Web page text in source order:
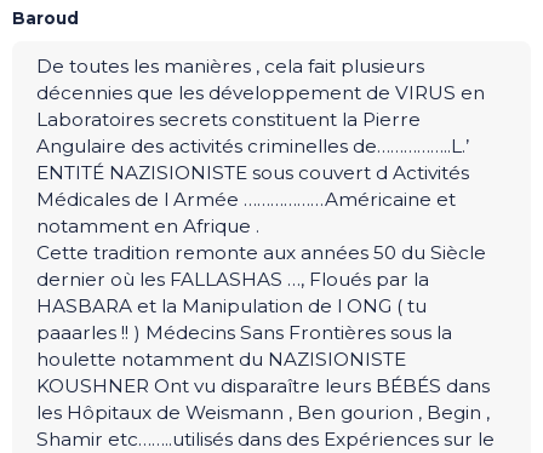
Baroud
De toutes les manières , cela fait plusieurs
décennies que les développement de VIRUS en
Laboratoires secrets constituent la Pierre
Angulaire des activités criminelles de……………..L.’
ENTITÉ NAZISIONISTE sous couvert d Activités
Médicales de l Armée ………………Américaine et
notamment en Afrique .
Cette tradition remonte aux années 50 du Siècle
dernier où les FALLASHAS …, Floués par la
HASBARA et la Manipulation de l ONG ( tu
paaarles !! ) Médecins Sans Frontières sous la
houlette notamment du NAZISIONISTE
KOUSHNER Ont vu disparaître leurs BÉBÉS dans
les Hôpitaux de Weismann , Ben gourion , Begin ,
Shamir etc……..utilisés dans des Expériences sur le